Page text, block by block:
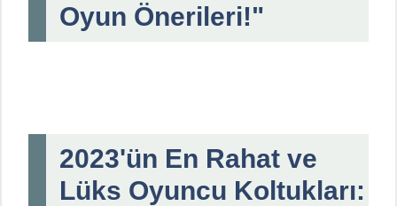
Oyun Önerileri!"
2023'ün En Rahat ve
Lüks Oyuncu Koltukları: